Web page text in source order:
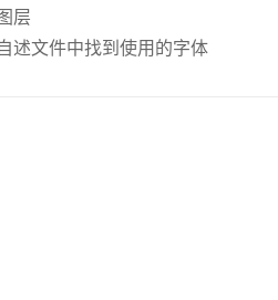
层
述文件中找到使用的字体